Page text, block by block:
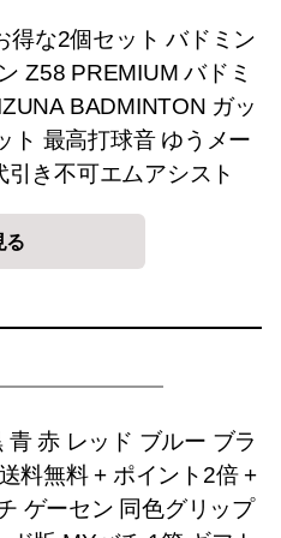
得な2個セット バドミン
Z58 PREMIUM バドミ
BADMINTON ガッ
ト 最高打球音 ゆうメー
き不可エムアシスト
る
赤 レッド ブルー ブラ
料無料 + ポイント2倍 +
ゲーセン 同色グリップ